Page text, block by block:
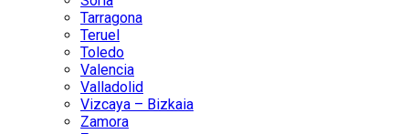
Tarragona
Teruel
Toledo
Valencia
Valladolid
Vizcaya – Bizkaia
Zamora